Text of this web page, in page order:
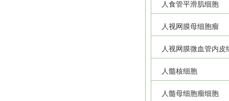
人食管平滑肌细胞
人视网膜母细胞瘤
人视网膜微血管内皮
人髓核细胞
人髓母细胞瘤细胞